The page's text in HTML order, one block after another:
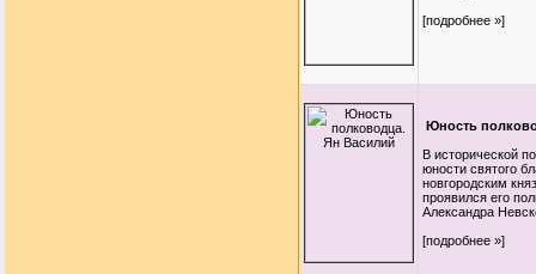
[подробнее »]
Юность
В исторической
юности святого
новгородским
проявился его
Александра
[подробнее »]